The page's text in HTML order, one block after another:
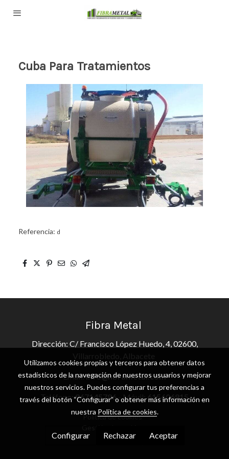
Cuba Para Tratamientos
Referencia: d
Fibra Metal
Dirección: C/ Francisco López Huedo, 4, 02600,
Email:info@fibrametal.com
Teléfono:967145786 - Móvil:615606915
Política de cookies
Utilizamos cookies propias y terceros para obtener datos
estadísticos de la navegación de nuestros usuarios y mejorar
nuestros servicios. Puedes configurar tus preferencias a
través del botón “Configurar” o obtener más información en
nuestra Política de cookies.
Configurar Rechazar Aceptar